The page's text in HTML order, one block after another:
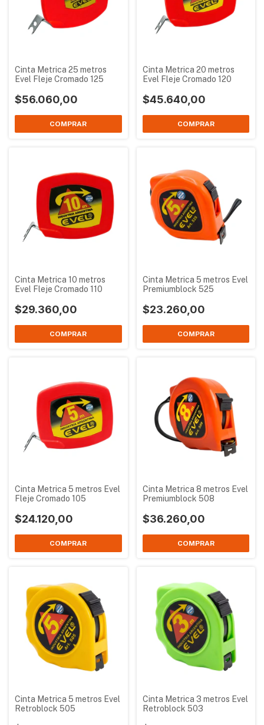
Cinta Metrica 25 metros
Evel Fleje Cromado 125
$56.060,00
Cinta Metrica 20 metros
Evel Fleje Cromado 120
$45.640,00
Cinta Metrica 10 metros
Evel Fleje Cromado 110
$29.360,00
Cinta Metrica 5 metros Evel
Premiumblock 525
$23.260,00
Cinta Metrica 5 metros Evel
Fleje Cromado 105
$24.120,00
Cinta Metrica 8 metros Evel
Premiumblock 508
$36.260,00
Cinta Metrica 5 metros Evel
Retroblock 505
Cinta Metrica 3 metros Evel
Retroblock 503